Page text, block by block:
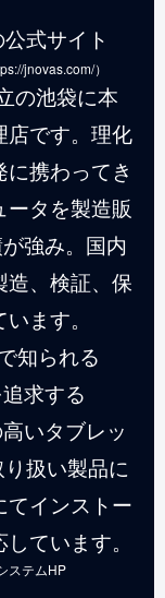
jnovas.com/）
の池袋に本
店です。理化
携わってき
タを製造販
強み。国内
造、検証、保
ます。
知られる
求する
いタブレッ
扱い製品に
てインストー
ています。
ステムHP